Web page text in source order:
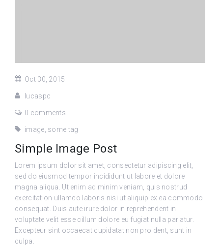
Oct 30, 2015
lucaspc
0 comments
image some tag
Simple Image Post
Lorem ipsum dolor sit amet, consectetur adipiscing elit,
sed do eiusmod tempor incididunt ut labore et dolore
magna aliqua. Ut enim ad minim veniam, quis nostrud
exercitation ullamco laboris nisi ut aliquip ex ea commodo
consequat. Duis aute irure dolor in reprehenderit in
voluptate velit esse cillum dolore eu fugiat nulla pariatur.
Excepteur sint occaecat cupidatat non proident, sunt in
culpa.